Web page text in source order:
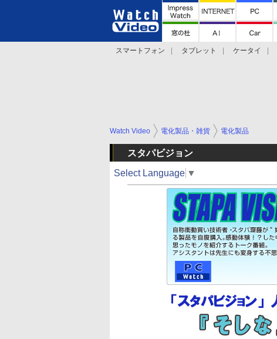
スマートフォン タブレット ケータイ
Watch Video 電化製品・雑貨 電化製品
スタパビジョン
Select Language ▼